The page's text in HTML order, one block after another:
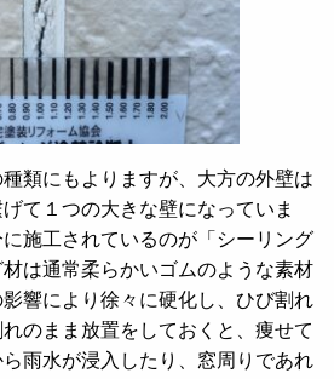
類にもよりますが、大方の外壁は
て１つの大きな壁になっていま
施工されているのが「シーリング
は通常柔らかいゴムのような素材
響により徐々に硬化し、ひび割れ
のまま放置をしておくと、痩せて
雨水が浸入したり、窓周りであれ